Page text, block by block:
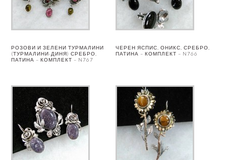
РОЗОВИ И ЗЕЛЕНИ ТУРМАЛИНИ
(ТУРМАЛИНИ-ДИНЯ) СРЕБРО,
ПАТИНА – КОМПЛЕКТ – N767
ЧЕРЕН ЯСПИС, ОНИКС, СРЕБРО,
ПАТИНА – КОМПЛЕКТ – N766